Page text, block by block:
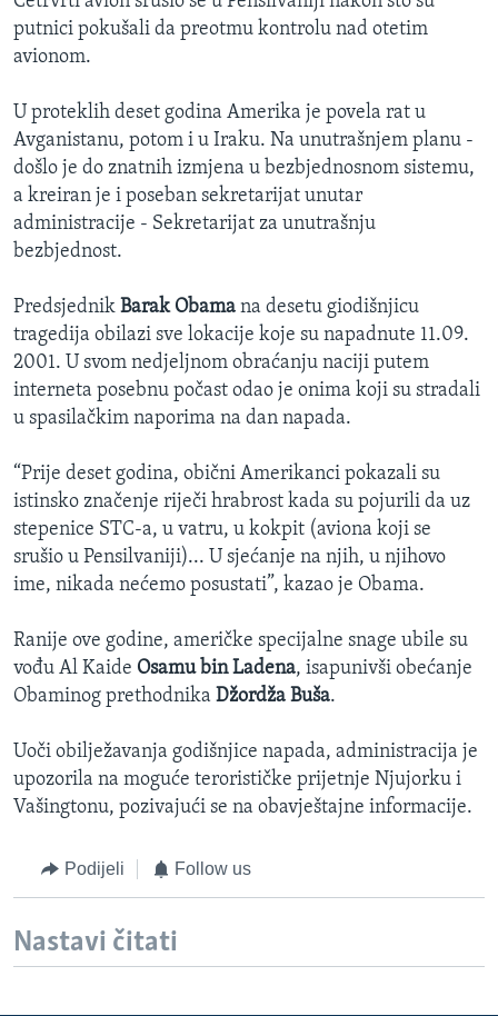
putnici pokušali da preotmu kontrolu nad otetim
avionom.
U proteklih deset godina Amerika je povela rat u
Avganistanu, potom i u Iraku. Na unutrašnjem planu -
došlo je do znatnih izmjena u bezbjednosnom sistemu,
a kreiran je i poseban sekretarijat unutar
administracije - Sekretarijat za unutrašnju
bezbjednost.
Predsjednik Barak Obama na desetu giodišnjicu
tragedija obilazi sve lokacije koje su napadnute 11.09.
2001. U svom nedjeljnom obraćanju naciji putem
interneta posebnu počast odao je onima koji su stradali
u spasilačkim naporima na dan napada.
“Prije deset godina, obični Amerikanci pokazali su
istinsko značenje riječi hrabrost kada su pojurili da uz
stepenice STC-a, u vatru, u kokpit (aviona koji se
srušio u Pensilvaniji)... U sjećanje na njih, u njihovo
ime, nikada nećemo posustati”, kazao je Obama.
Ranije ove godine, američke specijalne snage ubile su
vođu Al Kaide Osamu bin Ladena, isapunivši obećanje
Obaminog prethodnika Džordža Buša.
Uoči obilježavanja godišnjice napada, administracija je
upozorila na moguće terorističke prijetnje Njujorku i
Vašingtonu, pozivajući se na obavještajne informacije.
Podijeli Follow us
Nastavi čitati